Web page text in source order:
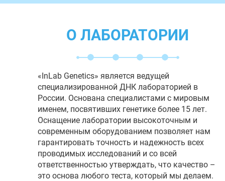
О ЛАБОРАТОРИИ
«InLab Genetics» является ведущей
специализированной ДНК лабораторией в
России. Основана специалистами с мировым
именем, посвятивших генетике более 15 лет.
Оснащение лаборатории высокоточным и
современным оборудованием позволяет нам
гарантировать точность и надежность всех
проводимых исследований и со всей
ответственностью утверждать, что качество –
это основа любого теста, который мы делаем.